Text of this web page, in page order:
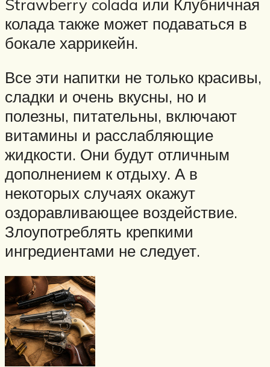
Strawberry colada или Клубничная
колада также может подаваться в
бокале харрикейн.
Все эти напитки не только красивы,
сладки и очень вкусны, но и
полезны, питательны, включают
витамины и расслабляющие
жидкости. Они будут отличным
дополнением к отдыху. А в
некоторых случаях окажут
оздоравливающее воздействие.
Злоупотреблять крепкими
ингредиентами не следует.